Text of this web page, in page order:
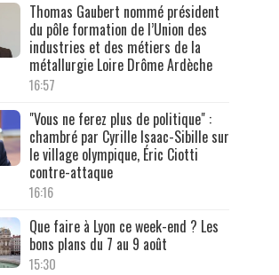
Thomas Gaubert nommé président
du pôle formation de l’Union des
industries et des métiers de la
métallurgie Loire Drôme Ardèche
16:57
"Vous ne ferez plus de politique" :
chambré par Cyrille Isaac-Sibille sur
le village olympique, Éric Ciotti
contre-attaque
16:16
Que faire à Lyon ce week-end ? Les
bons plans du 7 au 9 août
15:30